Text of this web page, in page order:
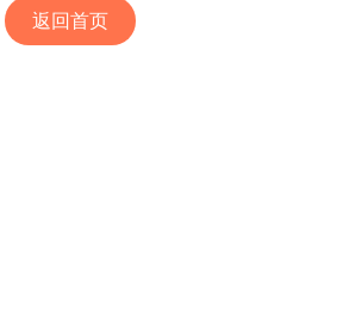
返回首页